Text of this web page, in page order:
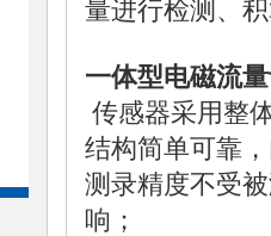
量进行检测、
一体型电磁流
传感器采用整
结构简单可靠
测录精度不受
响；